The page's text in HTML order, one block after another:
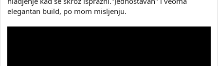
elegantan build, po mom misljenju.